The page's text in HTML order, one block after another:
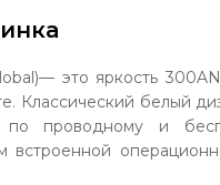
это яркость
Классический белый
проводному и
встроенной